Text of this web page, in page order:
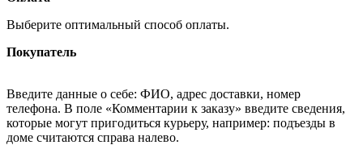
Выберите оптимальный способ оплаты.
Покупатель
Введите данные о себе: ФИО, адрес доставки, номер
телефона. В поле «Комментарии к заказу» введите сведения,
которые могут пригодиться курьеру, например: подъезды в
доме считаются справа налево.